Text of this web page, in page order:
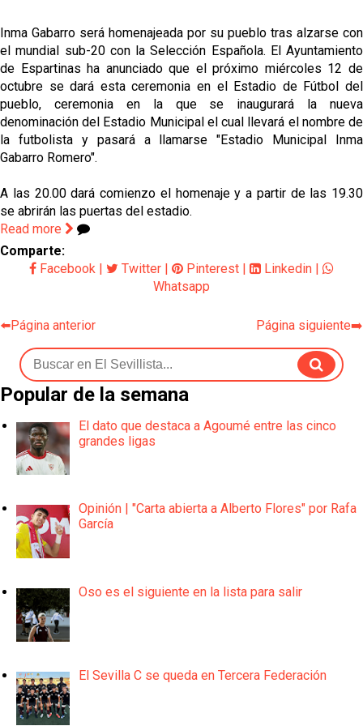
Oso es el siguiente en la lista para salir
El Sevilla FC oficializa la cesión de Rafa Mir al Aris
de Salónica
Juanlu se marcha traspasado al Bournemouth
Inma Gabarro será homenajeada por su pueblo tras alzarse con
el mundial sub-20 con la Selección Española. El Ayuntamiento
de Espartinas ha anunciado que el próximo miércoles 12 de
octubre se dará esta ceremonia en el Estadio de Fútbol del
pueblo, ceremonia en la que se inaugurará la nueva
denominación del Estadio Municipal el cual llevará el nombre de
la futbolista y pasará a llamarse "Estadio Municipal Inma
Gabarro Romero".
A las 20.00 dará comienzo el homenaje y a partir de las 19.30
se abrirán las puertas del estadio.
Read more
Comparte:
Facebook
Twitter Pinterest Linkedin
Whatsapp
⬅️Página anterior Página siguiente➡️
Popular de la semana
El dato que destaca a Agoumé entre las cinco
grandes ligas
Opinión | "Carta abierta a Alberto Flores" por Rafa
García
Oso es el siguiente en la lista para salir
El Sevilla C se queda en Tercera Federación